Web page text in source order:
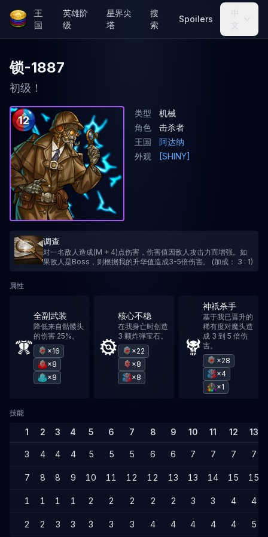
王
国
英雄阶
级
星界尖
塔
搜
索
Spoilers
中
文
锁-1887
初级！
12
类型
机械
角色
击杀者
王国
阿达纳
外观
[SHINY]
调查
对一名敌人造成(M + 4)点伤害，伤害值因敌人攻击力而增强。如
果敌人是Boss，则根据我的升华值造成3-5倍伤害。 (加成： 3 : 1)
属性
全副武装
降低来自骷髅头
的伤害 25%。
×16
×8
×8
核心不稳
在我身亡时创造
3 颗炸弹宝石。
×22
×8
×8
神祇杀手
基于我已晋升的
稀有度对魔头造
成 3 到 5 倍伤
害。
×28
×4
×1
技能
1 2 3 4 5 6 7 8 9 10 11 12 13
3 4 4 4 5 5 5 6 6 7 7 7 7
7 8 8 9 10 11 12 12 13 13 14 15 15
1 1 1 1 2 2 2 2 2 3 3 4 4
2 2 3 3 3 3 3 4 4 4 4 4 5